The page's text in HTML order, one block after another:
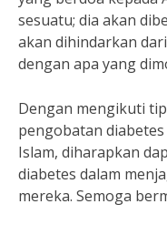
sesuatu; dia akan
akan dihindarkan
dengan apa yang
Dengan mengikuti
pengobatan
Islam, diharapkan
diabetes dalam
mereka. Semoga